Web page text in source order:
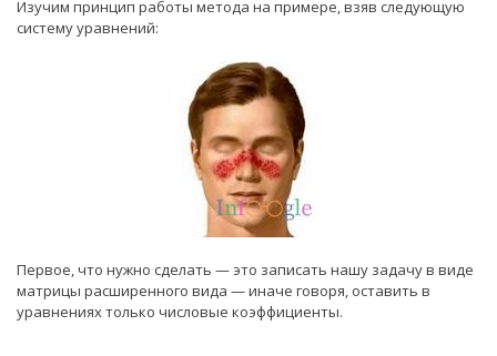
Изучим принцип работы метода на примере, взяв следующую
систему уравнений:
Первое, что нужно сделать — это записать нашу задачу в виде
матрицы расширенного вида — иначе говоря, оставить в
уравнениях только числовые коэффициенты.